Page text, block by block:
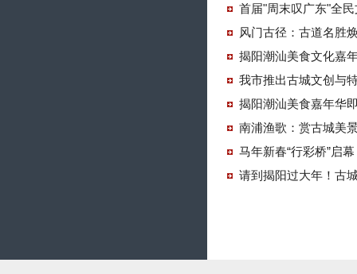
首届"周末叹广东"全
风门古径：古道名胜
揭阳潮汕美食文化嘉
我市推出古城文创与
揭阳潮汕美食嘉年华
南浦渔歌：赏古城美
马年新春“行彩桥”启
请到揭阳过大年！古